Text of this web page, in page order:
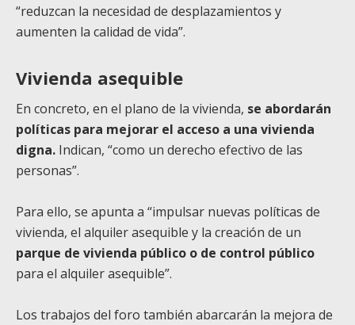
“reduzcan la necesidad de desplazamientos y
aumenten la calidad de vida”.
Vivienda asequible
En concreto, en el plano de la vivienda, se abordarán
políticas para mejorar el acceso a una vivienda
digna. Indican, “como un derecho efectivo de las
personas”.
Para ello, se apunta a “impulsar nuevas políticas de
vivienda, el alquiler asequible y la creación de un
parque de vivienda público o de control público
para el alquiler asequible”.
Los trabajos del foro también abarcarán la mejora de